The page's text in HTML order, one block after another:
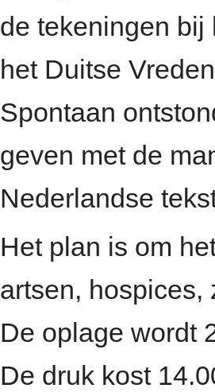
de tekeningen bij
het Duitse
Spontaan
geven met de
Nederlandse
Het plan is om
artsen, hospices,
De oplage wordt
De druk kost